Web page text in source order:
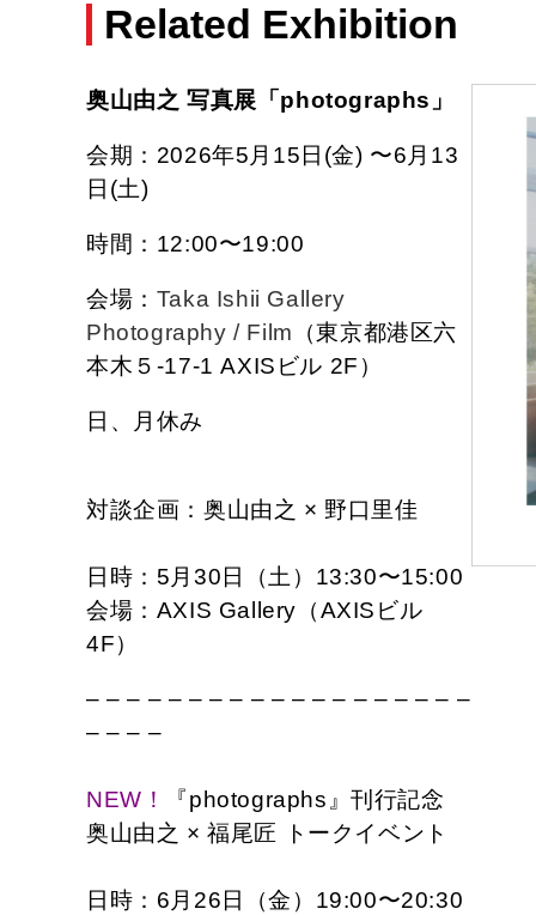
Related Exhibition
奥山由之 写真展「photographs」
会期：2026年5月15日(金) 〜6月13
日(土)
時間：12:00〜19:00
会場： Taka Ishii Gallery
Photography / Film （東京都港区六
本木５-17-1 AXISビル 2F）
日、月休み
対談企画：奥山由之 × 野口里佳
日時：5月30日（土）13:30〜15:00
会場：AXIS Gallery（AXISビル
4F）
– – – – – – – – – – – – – – – – – – –
– – – –
NEW！
『photographs』刊行記念
奥山由之 × 福尾匠 トークイベント
日時：6月26日（金）19:00〜20:30